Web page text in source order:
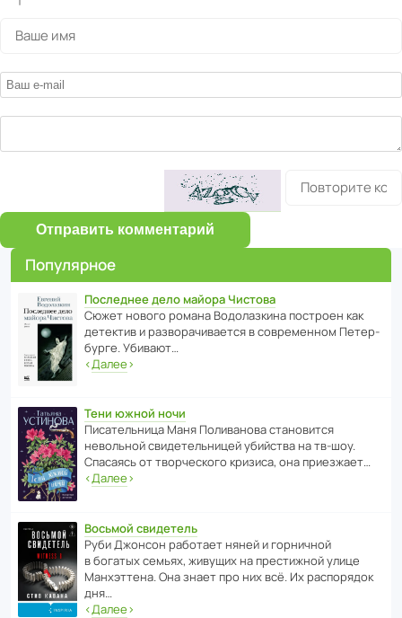
Отправить комментарий
Популярное
Последнее дело майора Чистова
Сюжет нового романа Водо­ла­з­кина пост­роен как
дете­ктив и разво­ра­чи­ва­ется в совре­менном Пете­р­
бурге. Убивают…
‹Далее›
Тени южной ночи
Писа­тель­ница Маня Поли­ва­нова стано­вится
невольной свиде­тель­ницей убийства на тв-шоу.
Спасаясь от твор­че­с­кого кризиса, она приезжает…
‹Далее›
Восьмой свидетель
Руби Джонсон рабо­тает няней и горни­чной
в богатых семьях, живущих на прес­ти­жной улице
Манх­эт­тена. Она знает про них всё. Их распо­рядок
дня…
‹Далее›